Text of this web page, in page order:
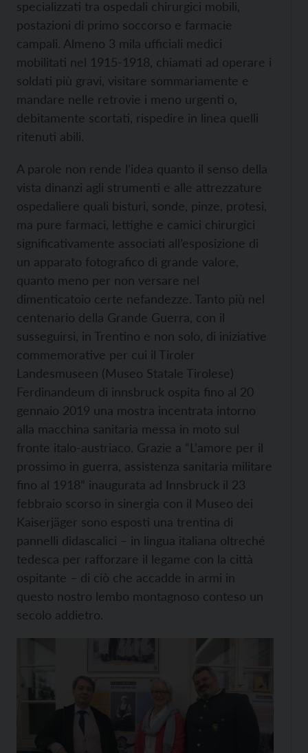
specializzati tra ospedali chirurgici mobili,
postazioni di primo soccorso e farmacie
campali. Almeno 3 mila ufficiali medici
mobilitati nel 1915-1918, chiamati ad operare i
soldati più gravi, visitare sommariamente e
mandare nelle retrovie i meno urgenti o,
debitamente scortati, rispedire in linea quelli
ritenuti abili.
A parole non rende l’idea quanto il senso della
vista dinanzi agli strumenti e alle attrezzature
ospedaliere quali bisturi, sonde, pinze, protesi,
ma pure farmaci, lettighe e camici chirurgici
significativamente associati all’esposizione di
un apparato fotografico di grande valore,
quanto meno per non versare nel
dimenticatoio certe nefandezze. Tanto più nel
centenario della Grande Guerra, con il
susseguirsi, in Trentino e non solo, di iniziative
commemorative per cui il Tiroler
Landesmuseen (Museo Statale Tirolese)
Ferdinandeum di innsbruck ospita fino al 20
gennaio 2019 una mostra incentrata intorno
alla macchina sanitaria messa in moto sul
fronte italo-austriaco. Grazie a “L’amore per il
prossimo in guerra, assistenza sanitaria militare
fino al 1918” inaugurata ad Innsbruck il 23
febbraio scorso in sinergia con il Museo dei
Kaiserjäger sono esposti una trentina di
pannelli didascalici – in lingua italiana oltreché
tedesca per rafforzare il legame con la città
ospitante – di ciò che accadde in armi in
questo nostro lembo montagnoso conteso un
secolo addietro.